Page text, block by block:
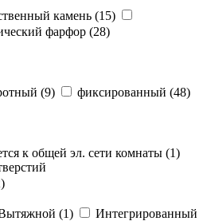
камень (15)
фарфор (28)
(9) фиксированный (48)
к общей эл. сети комнаты (1)
)
(1)
Интегрированный